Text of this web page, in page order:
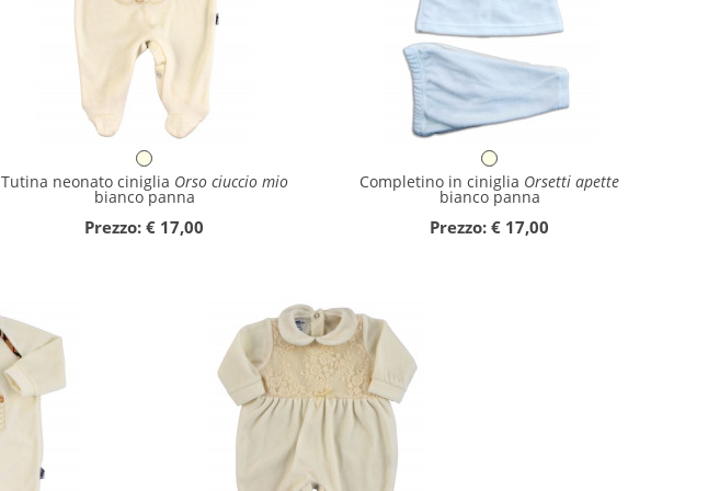
Tutina neonato ciniglia Orso ciuccio mio
bianco panna
Prezzo: € 17,00
Completino in ciniglia Orsetti apette
bianco panna
Prezzo: € 17,00